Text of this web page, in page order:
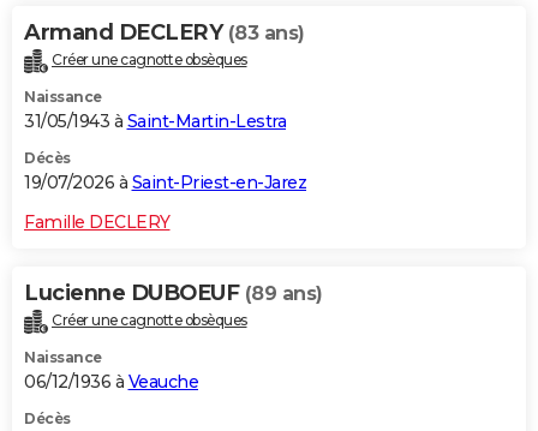
Armand DECLERY (83 ans)
Créer une cagnotte obsèques
Naissance
31/05/1943 à Saint-Martin-Lestra
Décès
19/07/2026 à Saint-Priest-en-Jarez
Famille DECLERY
Lucienne DUBOEUF (89 ans)
Créer une cagnotte obsèques
Naissance
06/12/1936 à Veauche
Décès